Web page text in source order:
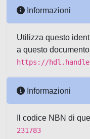
Informazioni
Utilizza questo
a questo
https://
Informazioni
Il codice NBN di
231783